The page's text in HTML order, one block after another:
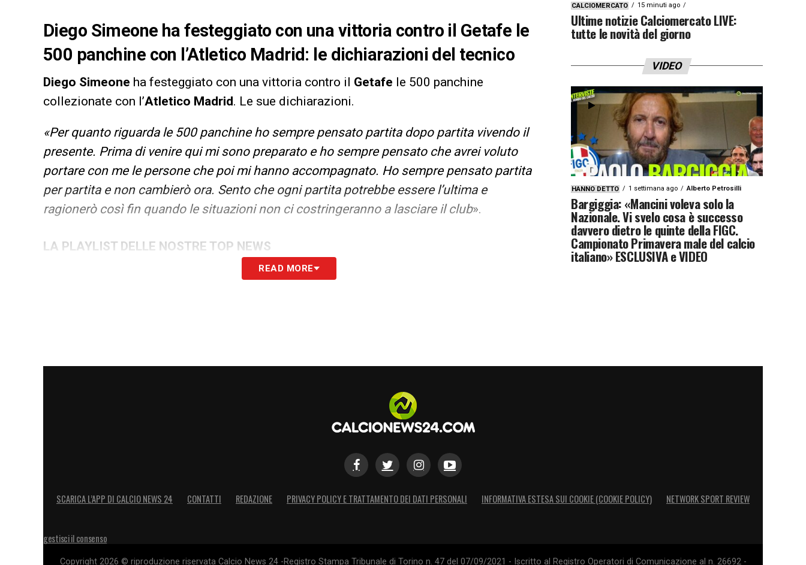
Diego Simeone ha festeggiato con una vittoria contro il Getafe le
500 panchine con l’Atletico Madrid: le dichiarazioni del tecnico
Diego Simeone ha festeggiato con una vittoria contro il Getafe le 500 panchine
collezionate con l’Atletico Madrid. Le sue dichiarazioni.
«Per quanto riguarda le 500 panchine ho sempre pensato partita dopo partita vivendo il
presente. Prima di venire qui mi sono preparato e ho sempre pensato che avrei voluto
portare con me le persone che poi mi hanno accompagnato. Ho sempre pensato partita
per partita e non cambierò ora. Sento che ogni partita potrebbe essere l’ultima e
ragionerò così fin quando le situazioni non ci costringeranno a lasciare il club».
LA PLAYLIST DELLE NOSTRE TOP NEWS
READ MORE
CALCIOMERCATO 15 minuti ago
Ultime notizie Calciomercato LIVE:
tutte le novità del giorno
VIDEO
HANNO DETTO 1 settimana ago Alberto Petrosilli
Bargiggia: «Mancini voleva solo la
Nazionale. Vi svelo cosa è successo
davvero dietro le quinte della FIGC.
Campionato Primavera male del calcio
italiano» ESCLUSIVA e VIDEO
SCARICA L’APP DI CALCIO NEWS 24 CONTATTI REDAZIONE PRIVACY POLICY E TRATTAMENTO DEI DATI PERSONALI INFORMATIVA ESTESA SUI COOKIE (COOKIE POLICY) NETWORK SPORT REVIEW
gestisci il consenso
Copyright 2026 © riproduzione riservata Calcio News 24 -Registro Stampa Tribunale di Torino n. 47 del 07/09/2021 - Iscritto al Registro Operatori di Comunicazione al n. 26692 -